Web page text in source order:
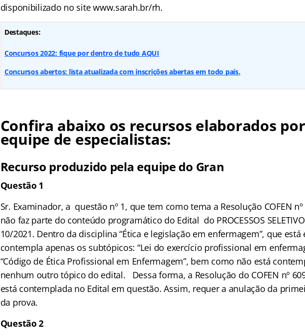
disponibilizado no site www.sarah.br/rh.
Destaques:
Concursos 2022: fique por dentro de tudo AQUI
Concursos abertos: lista atualizada com inscrições abertas em todo país.
Confira abaixo os recursos elaborados
equipe de especialistas:
Recurso produzido pela equipe do Gran
Questão 1
Sr. Examinador, a questão nº 1, que tem como tema a Resolução COFEN
não faz parte do conteúdo programático do Edital do PROCESSOS
10/2021. Dentro da disciplina “Ética e legislação em enfermagem”, que
contempla apenas os subtópicos: “Lei do exercício profissional em
“Código de Ética Profissional em Enfermagem”, bem como não está
nenhum outro tópico do edital. Dessa forma, a Resolução do COFEN nº
está contemplada no Edital em questão. Assim, requer a anulação da
da prova.
Questão 2